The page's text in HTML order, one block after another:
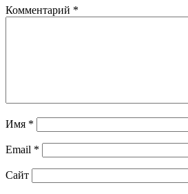
Комментарий *
Имя *
Email *
Сайт